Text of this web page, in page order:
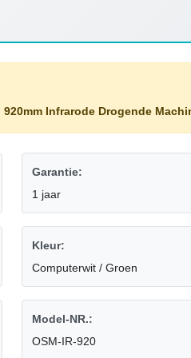
920mm Infrarode Drogende
Garantie:
1 jaar
Kleur:
Computerwit / Groen
Model-NR.:
OSM-IR-920